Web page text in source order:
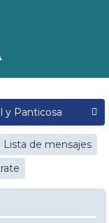
Lista de mensajes